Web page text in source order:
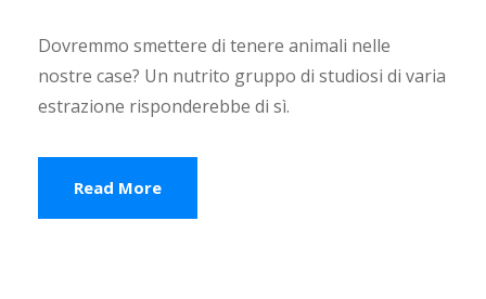
Dovremmo smettere di tenere animali nelle
nostre case? Un nutrito gruppo di studiosi di varia
estrazione risponderebbe di sì.
Read More